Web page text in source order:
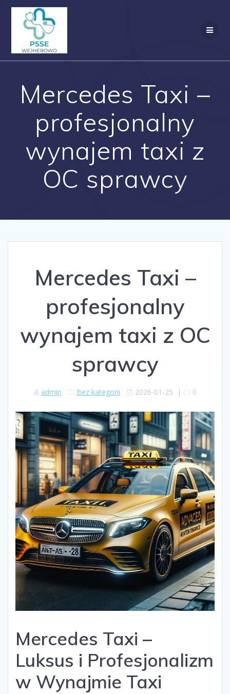
Mercedes Taxi –
profesjonalny
wynajem taxi z
OC sprawcy
Mercedes Taxi –
profesjonalny
wynajem taxi z OC
sprawcy
admin Bez kategorii 2026-01-25 | 0
Mercedes Taxi –
Luksus i Profesjonalizm
w Wynajmie Taxi